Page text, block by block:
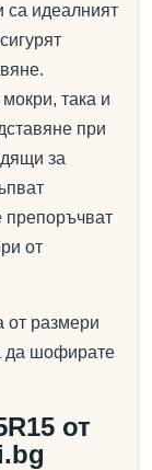
са идеалният
така и
при
за
препоръчват
от
от размери
да шофирате
от